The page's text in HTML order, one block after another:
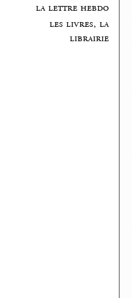
la lettre hebdo
les livres, la
librairie